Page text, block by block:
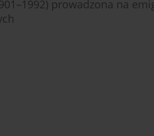
prowadzona na